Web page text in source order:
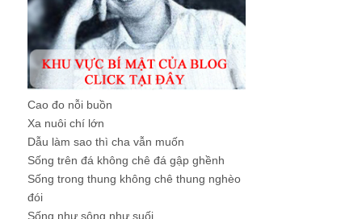
Cao đo nỗi buồn
Xa nuôi chí lớn
Dẫu làm sao thì cha vẫn muốn
Sống trên đá không chê đá gập ghềnh
Sống trong thung không chê thung nghèo
đói
Sống như sông như suối